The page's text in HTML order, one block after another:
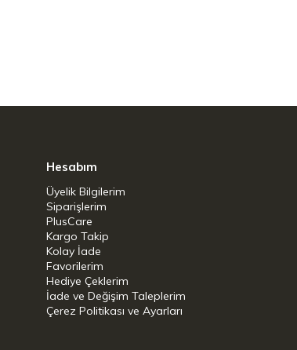
ZWILLING'in
çelik
şekilde
çorba ve
Hesabım
Üyelik Bilgilerim
Siparişlerim
PlusCare
Kargo Takip
Kolay İade
Favorilerim
Hediye Çeklerim
İade ve Değişim Taleplerim
Çerez Politikası ve Ayarları